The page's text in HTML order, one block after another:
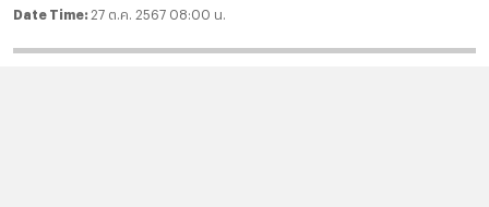
Date Time: 27 ต.ค. 2567 08:00 น.